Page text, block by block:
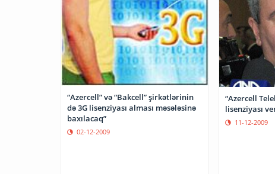
“Azercell” və “Bakcell” şirkətlərinin
də 3G lisenziyası alması məsələsinə
baxılacaq”
02-12-2009
“Azercell
lisenziyası
11-12-2009